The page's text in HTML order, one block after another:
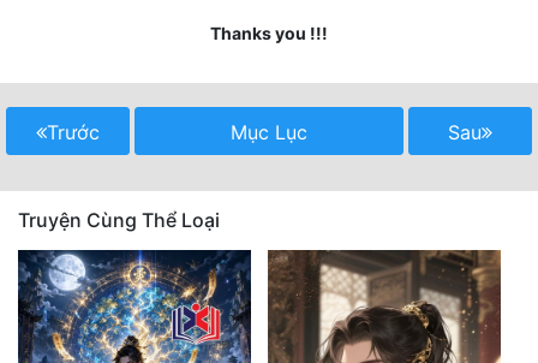
Tiểu Thuyết
Trinh Thám
Triều Đấu
Trùng Sinh
Trọng Sinh
Thanks you !!!
Trước Mục Lục Sau
Truyện Cùng Thể Loại